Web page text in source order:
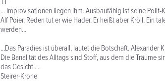
... Improvisationen liegen ihm. Ausbaufähig ist seine
Alf Poier. Reden tut er wie Hader. Er heißt aber Kröll. Ein
werden...
...Das Paradies ist überall, lautet die Botschaft.
Die Banalität des Alltags sind Stoff, aus dem die Träume
das Gesicht.....
Steirer-Krone